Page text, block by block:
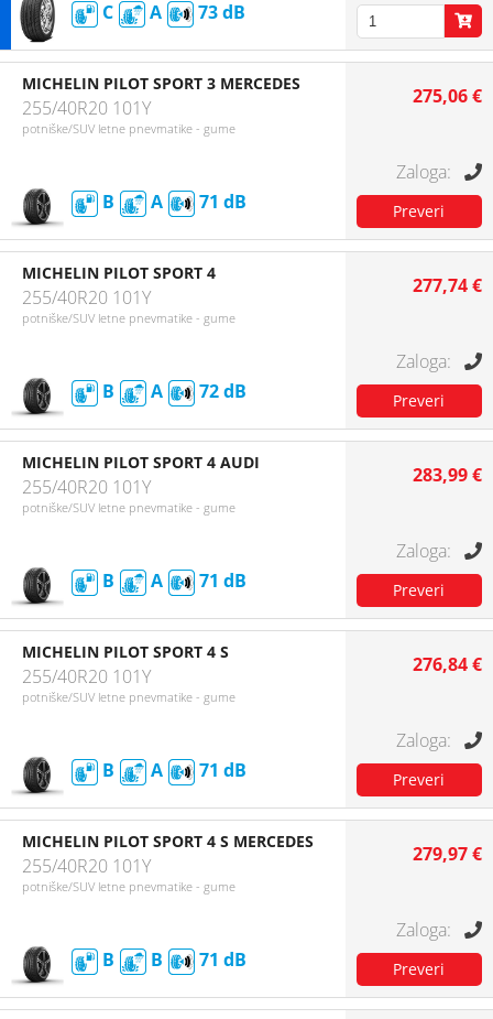
C A 73
MICHELIN PILOT SPORT 3 MERCEDES
255/40R20 101Y
potniške/SUV letne pnevmatike - gume
B A 71
275,06 €
MICHELIN PILOT SPORT 4
255/40R20 101Y
potniške/SUV letne pnevmatike - gume
B A 72
277,74 €
MICHELIN PILOT SPORT 4 AUDI
255/40R20 101Y
potniške/SUV letne pnevmatike - gume
B A 71
283,99 €
MICHELIN PILOT SPORT 4 S
255/40R20 101Y
potniške/SUV letne pnevmatike - gume
B A 71
276,84 €
MICHELIN PILOT SPORT 4 S MERCEDES
255/40R20 101Y
potniške/SUV letne pnevmatike - gume
B B 71
279,97 €